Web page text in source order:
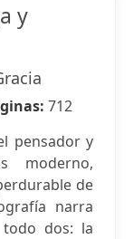
y
712
pensador y
moderno,
de
narra
dos: la